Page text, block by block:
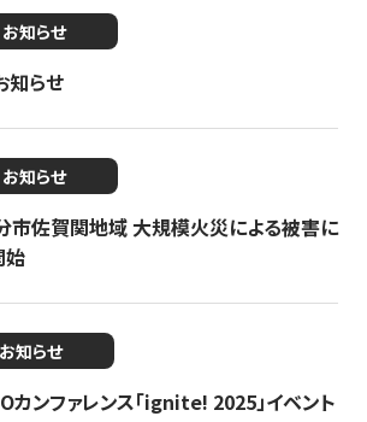
お知らせ
知らせ
お知らせ
市佐賀関地域 大規模火災による被害に
始
お知らせ
ンファレンス「ignite! 2025」イベント